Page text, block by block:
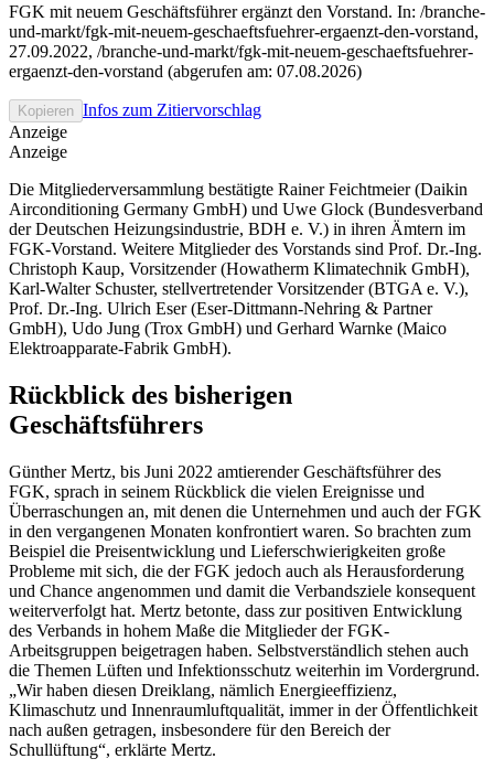
FGK mit neuem Geschäftsführer ergänzt den Vorstand. In: /branche-
und-markt/fgk-mit-neuem-geschaeftsfuehrer-ergaenzt-den-vorstand,
27.09.2022, /branche-und-markt/fgk-mit-neuem-geschaeftsfuehrer-
ergaenzt-den-vorstand (abgerufen am: 07.08.2026)
Kopieren Infos zum Zitiervorschlag
Anzeige
Anzeige
Die Mitgliederversammlung bestätigte Rainer Feichtmeier (Daikin
Airconditioning Germany GmbH) und Uwe Glock (Bundesverband
der Deutschen Heizungsindustrie, BDH e. V.) in ihren Ämtern im
FGK-Vorstand. Weitere Mitglieder des Vorstands sind Prof. Dr.-Ing.
Christoph Kaup, Vorsitzender(Howatherm Klimatechnik GmbH),
Karl-Walter Schuster, stellvertretender Vorsitzender (BTGA e. V.),
Prof. Dr.-Ing. Ulrich Eser (Eser-Dittmann-Nehring & Partner
GmbH), Udo Jung (Trox GmbH) und Gerhard Warnke (Maico
Elektroapparate-Fabrik GmbH).
Rückblick des bisherigen
Geschäftsführers
Günther Mertz, bis Juni 2022 amtierender Geschäftsführer des
FGK, sprach in seinem Rückblick die vielen Ereignisse und
Überraschungen an, mit denen die Unternehmen und auch der FGK
in den vergangenen Monaten konfrontiert waren. So brachten zum
Beispiel die Preisentwicklung und Lieferschwierigkeiten große
Probleme mit sich, die der FGK jedoch auch als Herausforderung
und Chance angenommen und damit die Verbandsziele konsequent
weiterverfolgt hat. Mertz betonte, dass zur positiven Entwicklung
des Verbands in hohem Maße die Mitglieder der FGK-
Arbeitsgruppen beigetragen haben. Selbstverständlich stehen auch
die Themen Lüften und Infektionsschutz weiterhin im Vordergrund.
„Wir haben diesen Dreiklang, nämlich Energieeffizienz,
Klimaschutz und Innenraumluftqualität, immer in der Öffentlichkeit
nach außen getragen, insbesondere für den Bereich der
Schullüftung“, erklärte Mertz.